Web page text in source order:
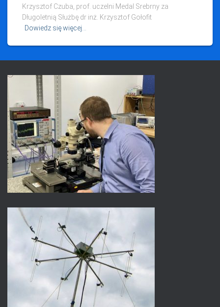
Krzysztof Czuba, prof. uczelni Medal Srebrny za
Długoletnią Służbę dr inż. Krzysztof Gołofit
Dowiedz się więcej…